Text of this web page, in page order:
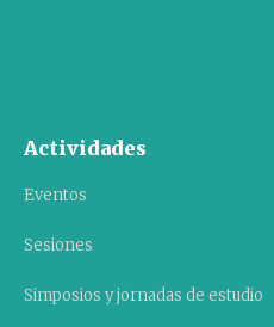
Actividades
Eventos
Sesiones
Simposios y jornadas de estudio